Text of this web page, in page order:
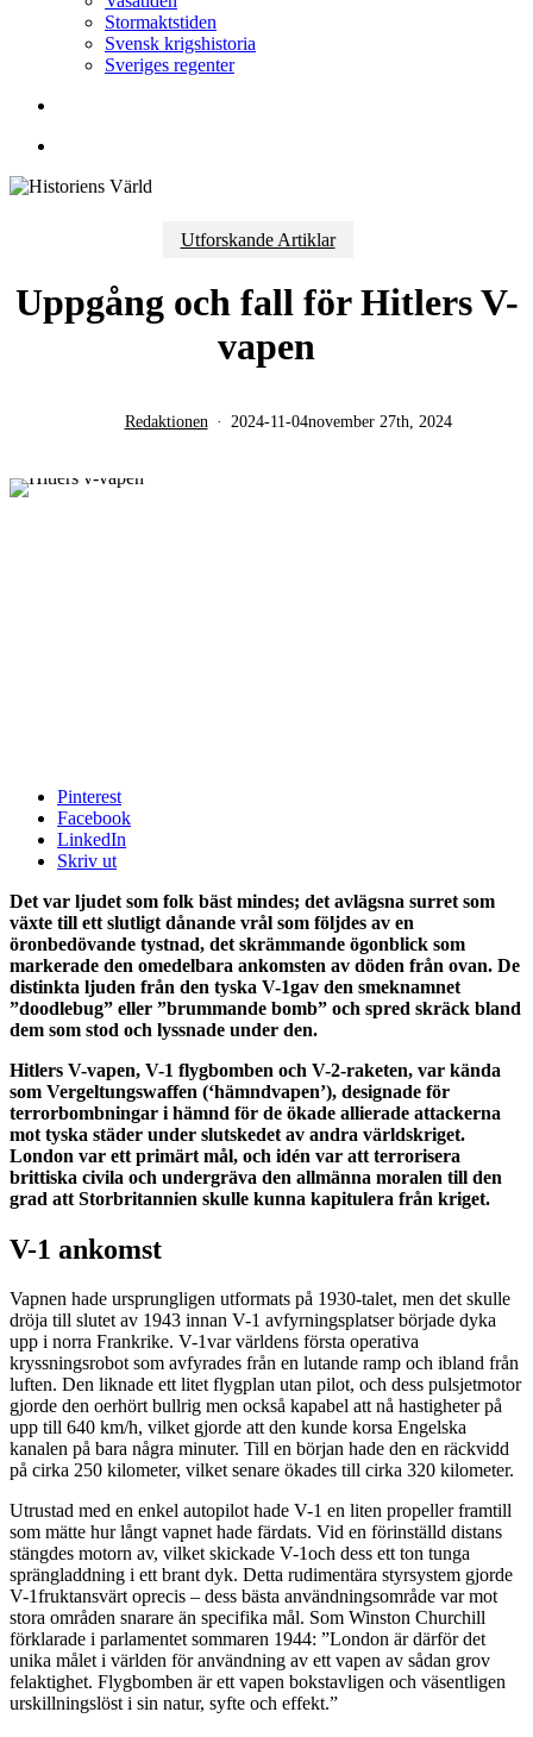
Stormaktstiden
Svensk krigshistoria
Sveriges regenter
Utforskande Artiklar
Uppgång och fall för Hitlers V-
vapen
Redaktionen 2024-11-04november 27th, 2024
Pinterest
Facebook
LinkedIn
Skriv ut
Det var ljudet som folk bäst mindes; det avlägsna surret som
växte till ett slutligt dånande vrål som följdes av en
öronbedövande tystnad, det skrämmande ögonblick som
markerade den omedelbara ankomsten av döden från ovan. De
distinkta ljuden från den tyska V-1gav den smeknamnet
”doodlebug” eller ”brummande bomb” och spred skräck bland
dem som stod och lyssnade under den.
Hitlers V-vapen, V-1 flygbomben och V-2-raketen, var kända
som Vergeltungswaffen (‘hämndvapen’), designade för
terrorbombningar i hämnd för de ökade allierade attackerna
mot tyska städer under slutskedet av andra världskriget.
London var ett primärt mål, och idén var att terrorisera
brittiska civila och undergräva den allmänna moralen till den
grad att Storbritannien skulle kunna kapitulera från kriget.
V-1 ankomst
Vapnen hade ursprungligen utformats på 1930-talet, men det skulle
dröja till slutet av 1943 innan V-1 avfyrningsplatser började dyka
upp i norra Frankrike. V-1var världens första operativa
kryssningsrobot som avfyrades från en lutande ramp och ibland från
luften. Den liknade ett litet flygplan utan pilot, och dess pulsjetmotor
gjorde den oerhört bullrig men också kapabel att nå hastigheter på
upp till 640 km/h, vilket gjorde att den kunde korsa Engelska
kanalen på bara några minuter. Till en början hade den en räckvidd
på cirka 250 kilometer, vilket senare ökades till cirka 320 kilometer.
Utrustad med en enkel autopilot hade V-1 en liten propeller framtill
som mätte hur långt vapnet hade färdats. Vid en förinställd distans
stängdes motorn av, vilket skickade V-1och dess ett ton tunga
sprängladdning i ett brant dyk. Detta rudimentära styrsystem gjorde
V-1fruktansvärt oprecis – dess bästa användningsområde var mot
stora områden snarare än specifika mål. Som Winston Churchill
förklarade i parlamentet sommaren 1944: ”London är därför det
unika målet i världen för användning av ett vapen av sådan grov
felaktighet. Flygbomben är ett vapen bokstavligen och väsentligen
urskillningslöst i sin natur, syfte och effekt.”